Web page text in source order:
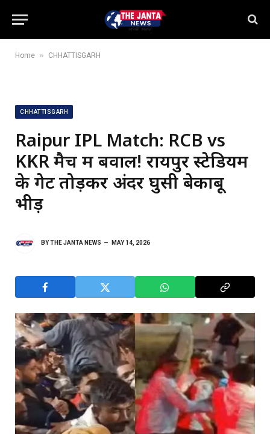
Home » CHHATTISGARH
CHHATTISGARH
Raipur IPL Match: RCB vs
KKR मैच में बवाल! रायपुर स्टेडियम
के गेट तोड़कर अंदर घुसी बेकाबू
भीड़
BYTHE JANTA NEWS MAY 14, 2026